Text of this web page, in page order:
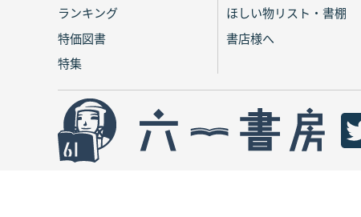
ランキング
特価図書
特集
ほしい物リスト・書棚
書店様へ